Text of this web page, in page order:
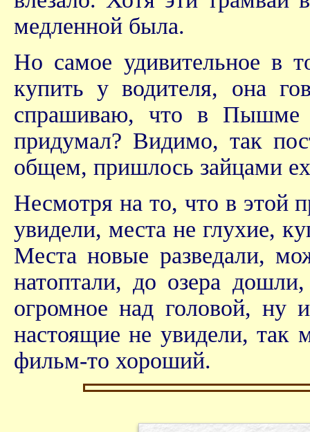
медленной была.
Но самое удивительное в
купить у водителя, она
спрашиваю, что в Пышме
придумал? Видимо, так
общем, пришлось зайцами
Несмотря на то, что в этой
увидели, места не глухие,
Места новые разведали,
натоптали, до озера
огромное над головой, ну
настоящие не увидели, так
фильм-то хороший.